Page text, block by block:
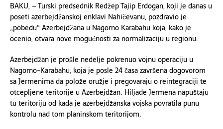
BAKU, – Turski predsednik Redžep Tajip Erdogan, koji je danas u
poseti azerbejdžanskoj enklavi Nahičevanu, pozdravio je
„pobedu“ Azerbejdžana u Nagorno Karabahu koja, kako je
ocenio, otvara nove mogućnosti za normalizaciju u regionu.
Azerbejdžan je prošle nedelje pokrenuo vojnu operaciju u
Nagorno-Karabahu, koja je posle 24 časa završena dogovorom
sa Jermenima da polože oružje i pregovaraju o reintegraciji te
otcepljene teritorije u Azerbejdžan. Hiljade Jermena napuštaju
tu teritoriju od kada je azerbejdžanska vojska povratila punu
kontrolu nad tom planinskom teritorijom.